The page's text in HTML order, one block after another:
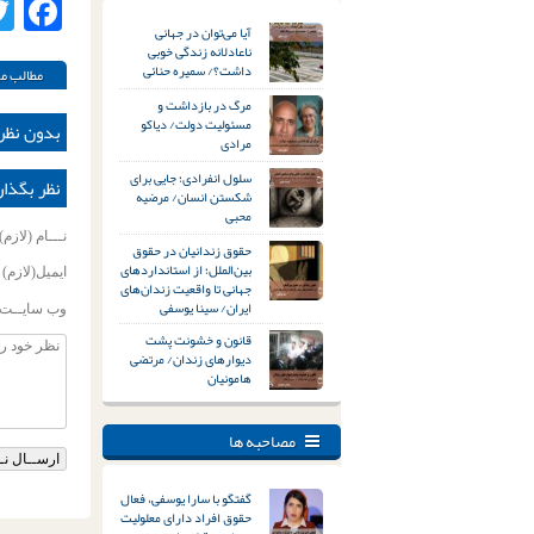
مطالب
بدون
نظر
نـــام (لازم)
ایمیل(لازم)
وب سایــت
آیا می‌توان در جهانی
ناعادلانه زندگی خوبی
داشت؟/ سمیره حنائی
مرگ در بازداشت و
مسئولیت دولت/ دیاکو
مرادی
سلول انفرادی؛ جایی برای
شکستن انسان/ مرضیه
محبی
حقوق زندانیان در حقوق
بین‌الملل؛ از استانداردهای
جهانی تا واقعیت زندان‌های
ایران/ سینا یوسفی
قانون و خشونت پشت
دیوارهای زندان/ مرتضی
هامونیان
مصاحبه ها
گفتگو با سارا یوسفی، فعال
حقوق افراد دارای معلولیت